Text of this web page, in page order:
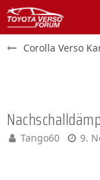
Corolla Verso
Tango60
9.